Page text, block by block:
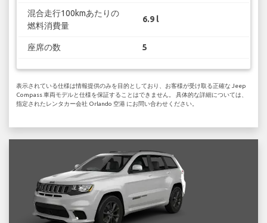
混合走行100kmあたりの
燃料消費量
6.9 l
座席の数 5
表示されている仕様は情報提供のみを目的としており、お客様が受け取る正確な Jeep
Compass 車両モデルと仕様を保証することはできません。 具体的な詳細については、
指定されたレンタカー会社 Orlando 空港 にお問い合わせください。